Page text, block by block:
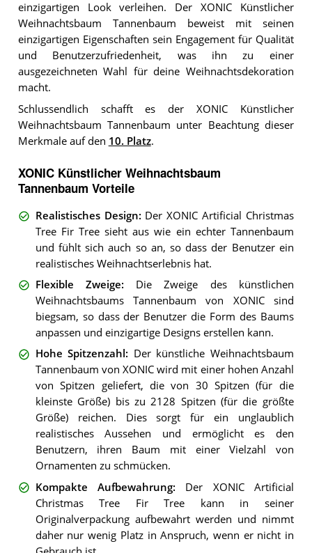
einzigartigen Look verleihen. Der XONIC Künstlicher
Weihnachtsbaum Tannenbaum beweist mit seinen
einzigartigen Eigenschaften sein Engagement für Qualität
und Benutzerzufriedenheit, was ihn zu einer
ausgezeichneten Wahl für deine Weihnachtsdekoration
macht.
Schlussendlich schafft es der XONIC Künstlicher
Weihnachtsbaum Tannenbaum unter Beachtung dieser
Merkmale auf den 10. Platz.
XONIC Künstlicher Weihnachtsbaum
Tannenbaum Vorteile
Realistisches Design: Der XONIC Artificial Christmas
Tree Fir Tree sieht aus wie ein echter Tannenbaum
und fühlt sich auch so an, so dass der Benutzer ein
realistisches Weihnachtserlebnis hat.
Flexible Zweige: Die Zweige des künstlichen
Weihnachtsbaums Tannenbaum von XONIC sind
biegsam, so dass der Benutzer die Form des Baums
anpassen und einzigartige Designs erstellen kann.
Hohe Spitzenzahl : Der künstliche Weihnachtsbaum
Tannenbaum von XONIC wird mit einer hohen Anzahl
von Spitzen geliefert, die von 30 Spitzen (für die
kleinste Größe) bis zu 2128 Spitzen (für die größte
Größe) reichen. Dies sorgt für ein unglaublich
realistisches Aussehen und ermöglicht es den
Benutzern, ihren Baum mit einer Vielzahl von
Ornamenten zu schmücken.
Kompakte Aufbewahrung: Der XONIC Artificial
Christmas Tree Fir Tree kann in seiner
Originalverpackung aufbewahrt werden und nimmt
daher nur wenig Platz in Anspruch, wenn er nicht in